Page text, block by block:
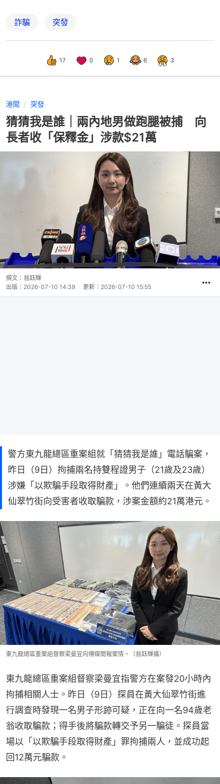
詐騙 突發
17 0 1 6 3
港聞 突發
猜猜我是誰｜兩內地男做跑腿被捕 向
長者收「保釋金」涉款$21萬
撰文： 翁鈺輝
出版： 2026-07-10 14:39 更新： 2026-07-10 15:55
警方東九龍總區重案組就「猜猜我是誰」電話騙案，
昨日（9日）拘捕兩名持雙程證男子（21歲及23歲）
涉嫌「以欺騙手段取得財產」。他們連續兩天在黃大
仙翠竹街向受害者收取騙款，涉案金額約21萬港元。
東九龍總區重案組督察梁曼宜向傳媒簡報案情。（翁鈺輝攝）
東九龍總區重案組督察梁曼宜指警方在案發20小時內
拘捕相關人士。昨日（9日）探員在黃大仙翠竹街進
行調查時發現一名男子形跡可疑，正在向一名94歲老
翁收取騙款；得手後將騙款轉交予另一騙徒。探員當
場以「以欺騙手段取得財產」罪拘捕兩人，並成功起
回12萬元騙款。